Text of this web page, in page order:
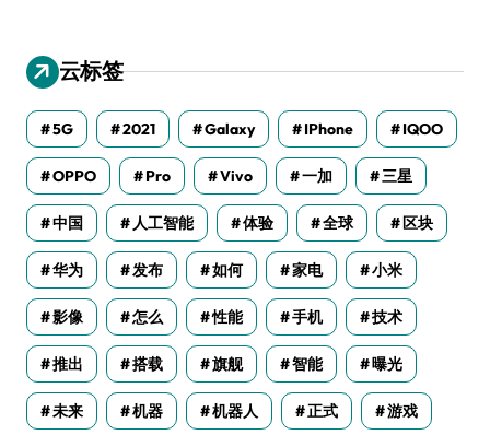
云标签
5G 2021 Galaxy IPhone IQOO
OPPO Pro Vivo 一加 三星
中国 人工智能 体验 全球 区块
华为 发布 如何 家电 小米
影像 怎么 性能 手机 技术
推出 搭载 旗舰 智能 曝光
未来 机器 机器人 正式 游戏